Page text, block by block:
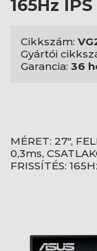
165Hz
Cikkszám:
Gyártói
Garancia: 36
MÉRET: 27",
0,3ms,
FRISSÍTÉS: